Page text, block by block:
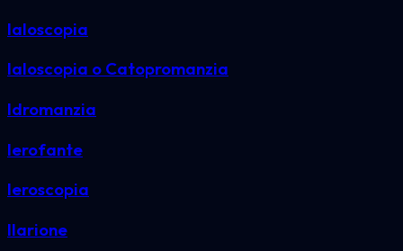
Ialoscopia
Ialoscopia o Catopromanzia
Idromanzia
Ierofante
Ieroscopia
Ilarione